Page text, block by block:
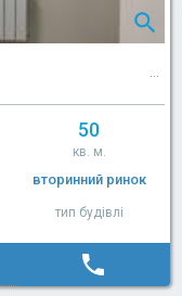
50
кв. м.
вторинний ринок
тип будівлі